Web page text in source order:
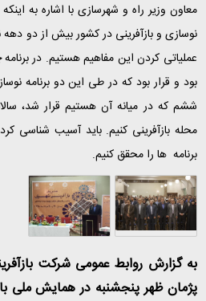
معاون وزیر راه و شهرسازی با اشاره به
نوسازی و بازآفرینی در کشور بیش از دو
عملیاتی کردن این مفاهیم هستیم. در
بود و قرار بود که در طی این دو برنامه
محله بازآفرینی کنیم. باید آسیب شناسی
برنامه ها را محقق کنیم.
به گزارش روابط عمومی شرکت
پژمان ظهر پنجشنبه در همایش ملی